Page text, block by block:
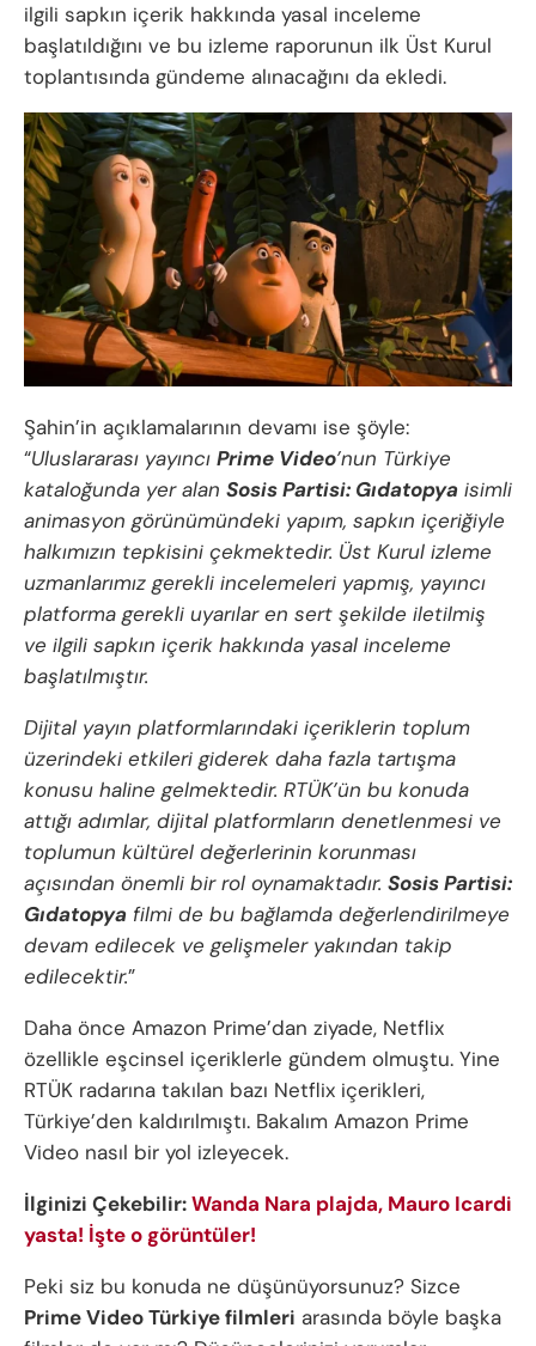
ilgili sapkın içerik hakkında yasal inceleme
başlatıldığını ve bu izleme raporunun ilk Üst Kurul
toplantısında gündeme alınacağını da ekledi.
Şahin’in açıklamalarının devamı ise şöyle:
“Uluslararası yayıncı Prime Video’nun Türkiye
kataloğunda yer alan Sosis Partisi: Gıdatopya isimli
animasyon görünümündeki yapım, sapkın içeriğiyle
halkımızın tepkisini çekmektedir. Üst Kurul izleme
uzmanlarımız gerekli incelemeleri yapmış, yayıncı
platforma gerekli uyarılar en sert şekilde iletilmiş
ve ilgili sapkın içerik hakkında yasal inceleme
başlatılmıştır.
Dijital yayın platformlarındaki içeriklerin toplum
üzerindeki etkileri giderek daha fazla tartışma
konusu haline gelmektedir. RTÜK’ün bu konuda
attığı adımlar, dijital platformların denetlenmesi ve
toplumun kültürel değerlerinin korunması
açısından önemli bir rol oynamaktadır. Sosis Partisi:
Gıdatopya filmi de bu bağlamda değerlendirilmeye
devam edilecek ve gelişmeler yakından takip
edilecektir.”
Daha önce Amazon Prime’dan ziyade, Netflix
özellikle eşcinsel içeriklerle gündem olmuştu. Yine
RTÜK radarına takılan bazı Netflix içerikleri,
Türkiye’den kaldırılmıştı. Bakalım Amazon Prime
Video nasıl bir yol izleyecek.
İlginizi Çekebilir:Wanda Nara plajda, Mauro Icardi
yasta! İşte o görüntüler!
Peki siz bu konuda ne düşünüyorsunuz? Sizce
Prime Video Türkiye filmleri arasında böyle başka